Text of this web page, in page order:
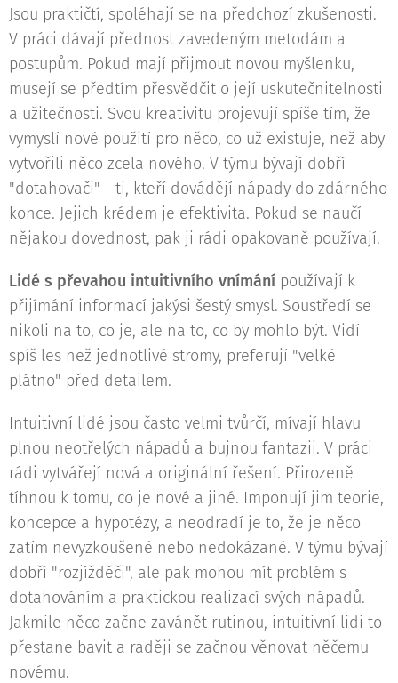
Jsou praktičtí, spoléhají se na předchozí zkušenosti.
V práci dávají přednost zavedeným metodám a
postupům. Pokud mají přijmout novou myšlenku,
musejí se předtím přesvědčit o její uskutečnitelnosti
a užitečnosti. Svou kreativitu projevují spíše tím, že
vymyslí nové použití pro něco, co už existuje, než aby
vytvořili něco zcela nového. V týmu bývají dobří
"dotahovači" - ti, kteří dovádějí nápady do zdárného
konce. Jejich krédem je efektivita. Pokud se naučí
nějakou dovednost, pak ji rádi opakovaně používají.
Lidé s převahou intuitivního vnímání používají k
přijímání informací jakýsi šestý smysl. Soustředí se
nikoli na to, co je, ale na to, co by mohlo být. Vidí
spíš les než jednotlivé stromy, preferují "velké
plátno" před detailem.
Intuitivní lidé jsou často velmi tvůrčí, mívají hlavu
plnou neotřelých nápadů a bujnou fantazii. V práci
rádi vytvářejí nová a originální řešení. Přirozeně
tíhnou k tomu, co je nové a jiné. Imponují jim teorie,
koncepce a hypotézy, a neodradí je to, že je něco
zatím nevyzkoušené nebo nedokázané. V týmu bývají
dobří "rozjížděči", ale pak mohou mít problém s
dotahováním a praktickou realizací svých nápadů.
Jakmile něco začne zavánět rutinou, intuitivní lidi to
přestane bavit a raději se začnou věnovat něčemu
novému.